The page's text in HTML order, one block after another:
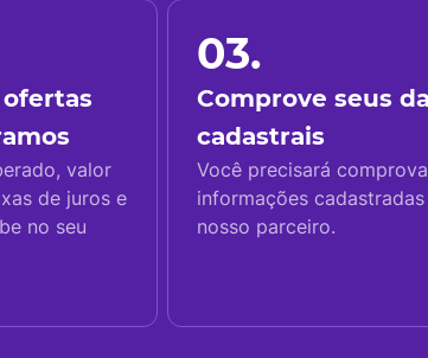
valor
de juros e
no seu
03.
Comprove seus
cadastrais
Você precisará
informações
nosso parceiro.